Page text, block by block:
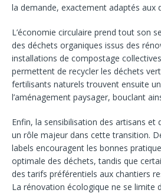
la demande, exactement adaptés aux
L’économie circulaire prend tout son
des déchets organiques issus des
installations de compostage
permettent de recycler les déchets
fertilisants naturels trouvent ensuite
l’aménagement paysager, bouclant
Enfin, la sensibilisation des artisans et
un rôle majeur dans cette transition.
labels encouragent les bonnes
optimale des déchets, tandis que
des tarifs préférentiels aux chantiers
La rénovation écologique ne se limite